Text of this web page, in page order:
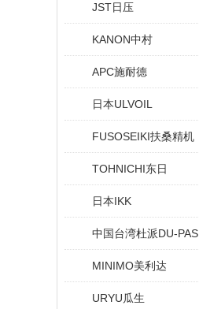
JST日压
KANON中村
APC施耐德
日本ULVOIL
FUSOSEIKI扶桑精机
TOHNICHI东日
日本IKK
中国台湾杜派DU-PAS
MINIMO美利达
URYU瓜生